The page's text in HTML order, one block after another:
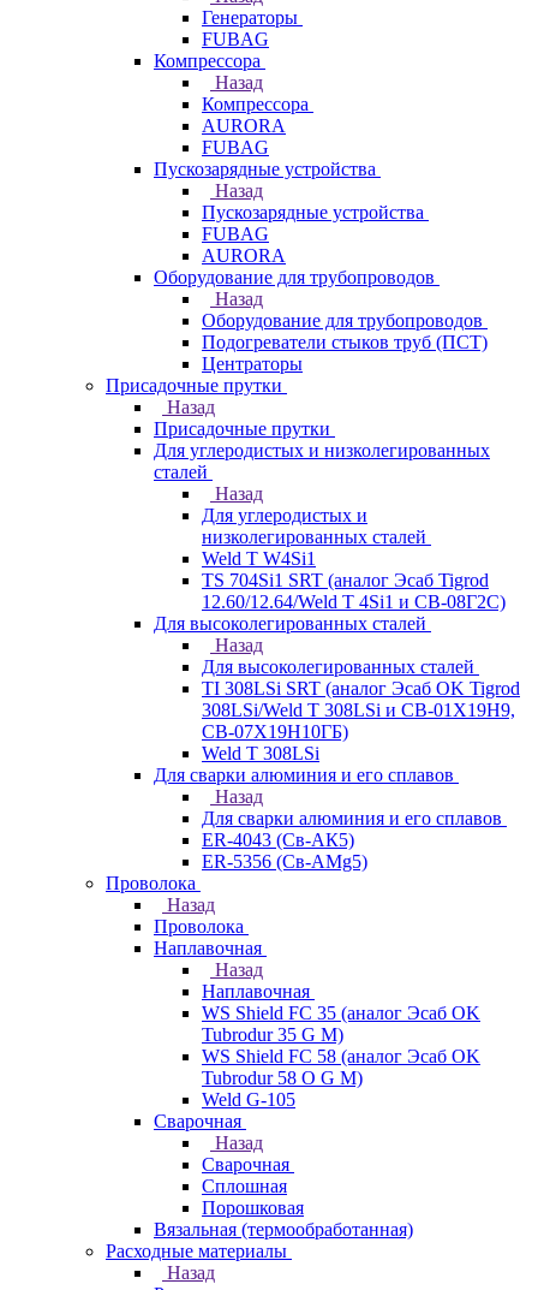
Генераторы
FUBAG
Компрессора
Назад
Компрессора
AURORA
FUBAG
Пускозарядные устройства
Назад
Пускозарядные устройства
FUBAG
AURORA
Оборудование для трубопроводов
Назад
Оборудование для трубопроводов
Подогреватели стыков труб (ПСТ)
Центраторы
Присадочные прутки
Назад
Присадочные прутки
Для углеродистых и низколегированных
сталей
Назад
Для углеродистых и
низколегированных сталей
Weld T W4Si1
TS 704Si1 SRT (аналог Эсаб Tigrod
12.60/12.64/Weld T 4Si1 и СВ-08Г2С)
Для высоколегированных сталей
Назад
Для высоколегированных сталей
TI 308LSi SRT (аналог Эсаб OK Tigrod
308LSi/Weld T 308LSi и СВ-01Х19Н9,
СВ-07Х19Н10ГБ)
Weld T 308LSi
Для сварки алюминия и его сплавов
Назад
Для сварки алюминия и его сплавов
ER-4043 (Св-АК5)
ER-5356 (Св-АМg5)
Проволока
Назад
Проволока
Наплавочная
Назад
Наплавочная
WS Shield FC 35 (аналог Эсаб OK
Tubrodur 35 G M)
WS Shield FC 58 (аналог Эсаб OK
Tubrodur 58 O G M)
Weld G-105
Сварочная
Назад
Сварочная
Сплошная
Порошковая
Вязальная (термообработанная)
Расходные материалы
Назад